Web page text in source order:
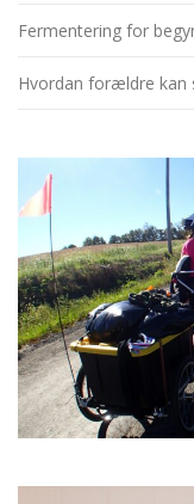
Fermentering for
Hvordan forældre kan